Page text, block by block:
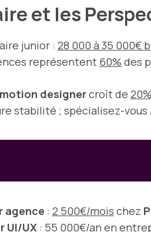
et les
junior : 28 000 à 35 000€
représentent 60% des
motion designercroît de
stabilité ; spécialisez-vous
agence : 2 500€/mois chez
UI/UX : 55 000€/an en